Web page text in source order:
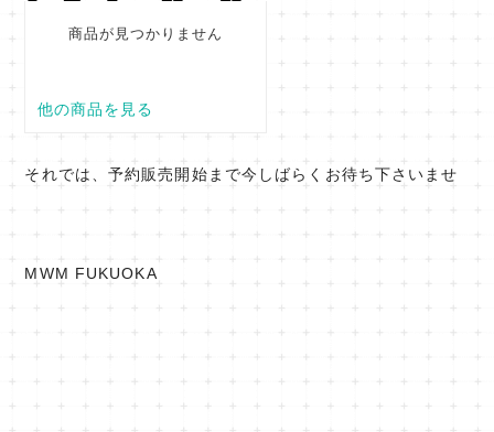
それでは、予約販売開始まで今しばらくお待ち下さいませ
MWM FUKUOKA